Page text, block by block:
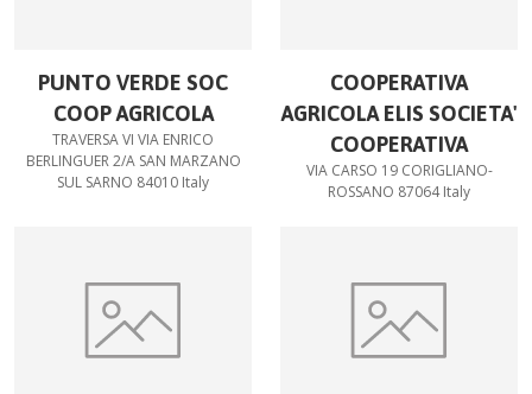
PUNTO VERDE SOC
COOP AGRICOLA
TRAVERSA VI VIA ENRICO
BERLINGUER 2/A SAN MARZANO
SUL SARNO 84010 Italy
COOPERATIVA
AGRICOLA ELIS SOCIETA'
COOPERATIVA
VIA CARSO 19 CORIGLIANO-
ROSSANO 87064 Italy